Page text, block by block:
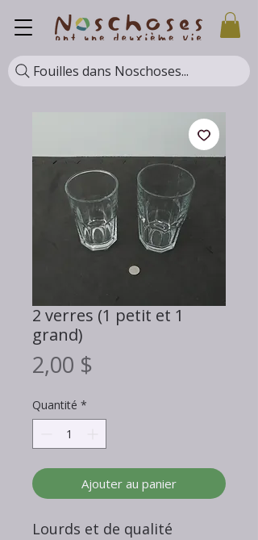
Fouilles dans Noschoses...
2 verres (1 petit et 1
grand)
2,00 $
Quantité *
Ajouter au panier
Lourds et de qualité